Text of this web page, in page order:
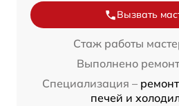
Вызвать
Стаж работы
Выполнено
Специализация –
печей и